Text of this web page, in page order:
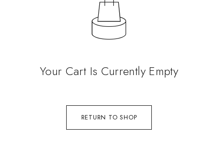
Your Cart Is Currently Empty
RETURN TO SHOP